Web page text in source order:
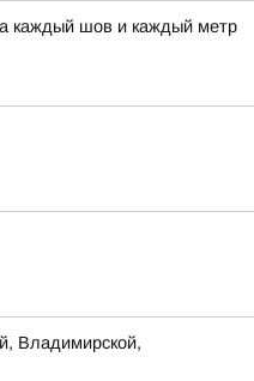
каждый шов и каждый метр
Владимирской,